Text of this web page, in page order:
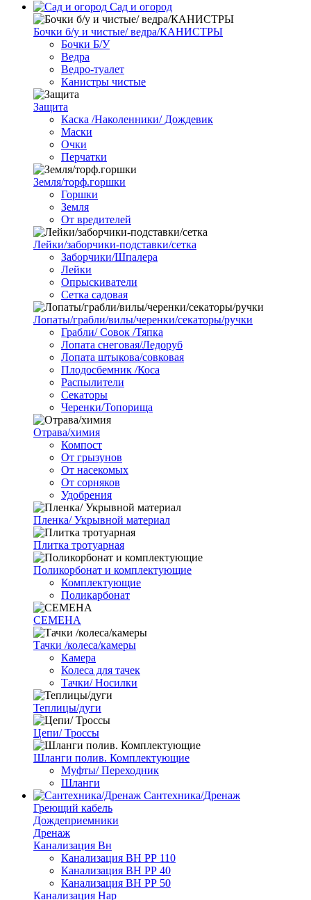
Сад и огород
Бочки б/у и чистые/ ведра/КАНИСТРЫ
Бочки Б/У
Ведра
Ведро-туалет
Канистры чистые
Защита
Каска /Наколенники/ Дождевик
Маски
Очки
Перчатки
Земля/торф.горшки
Горшки
Земля
От вредителей
Лейки/заборчики-подставки/сетка
Заборчики/Шпалера
Лейки
Опрыскиватели
Сетка садовая
Лопаты/грабли/вилы/черенки/секаторы/ручки
Грабли/ Совок /Тяпка
Лопата снеговая/Ледоруб
Лопата штыкова/совковая
Плодосбемник /Коса
Распылители
Секаторы
Черенки/Топорища
Отрава/химия
Компост
От грызунов
От насекомых
От сорняков
Удобрения
Пленка/ Укрывной материал
Плитка тротуарная
Поликорбонат и комплектующие
Комплектующие
Поликарбонат
СЕМЕНА
Тачки /колеса/камеры
Камера
Колеса для тачек
Тачки/ Носилки
Теплицы/дуги
Цепи/ Троссы
Шланги полив. Комплектующие
Муфты/ Переходник
Шланги
Сантехника/Дренаж
Греющий кабель
Дождеприемники
Дренаж
Канализация Вн
Канализация ВН РР 110
Канализация ВН РР 40
Канализация ВН РР 50
Канализация Нар